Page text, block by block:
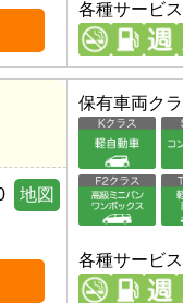
各種サービス
地図
保有車両ク
各種サービス